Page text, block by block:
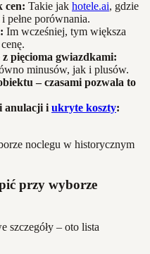
cen: Takie jak hotele.ai, gdzie
i pełne porównania.
Im wcześniej, tym większa
pięcioma gwiazdkami:
minusów, jak i plusów.
– czasami pozwala to
anulacji i ukryte koszty:
przy wyborze
szczegóły – oto lista